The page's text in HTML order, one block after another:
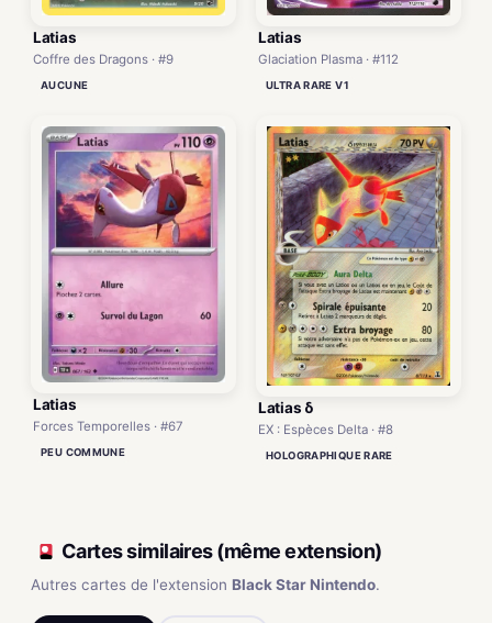
Latias
Coffre des Dragons · #9
AUCUNE
Latias
Glaciation Plasma · #112
ULTRA RARE V1
Latias
Forces Temporelles · #67
PEU COMMUNE
Latias δ
EX : Espèces Delta · #8
HOLOGRAPHIQUE RARE
Cartes similaires (même extension)
Autres cartes de l'extension Black Star Nintendo.